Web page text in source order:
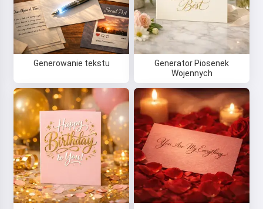
Generowanie tekstu
Generator Piosenek
Wojennych